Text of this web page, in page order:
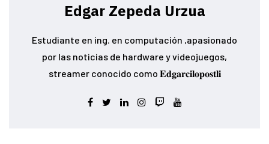
Edgar Zepeda Urzua
Estudiante en ing. en computación ,apasionado
por las noticias de hardware y videojuegos,
streamer conocido como 𝐄𝐝𝐠𝐚𝐫𝐜𝐢𝐥𝐨𝐩𝐨𝐬𝐭𝐥𝐢